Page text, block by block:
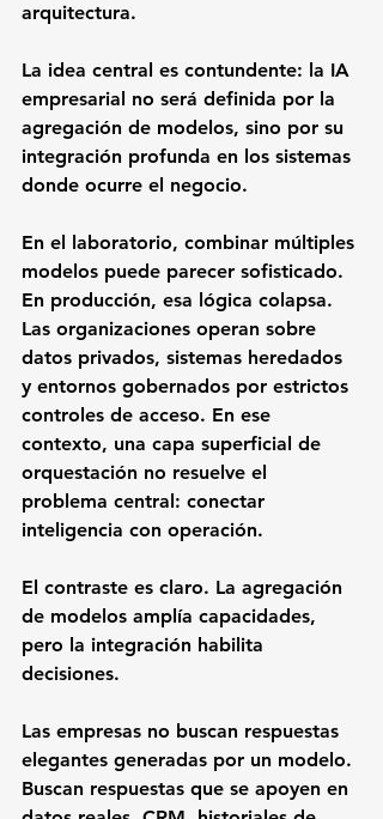
arquitectura.
La idea central es contundente: la IA
empresarial no será definida por la
agregación de modelos, sino por su
integración profunda en los sistemas
donde ocurre el negocio.
En el laboratorio, combinar múltiples
modelos puede parecer sofisticado.
En producción, esa lógica colapsa.
Las organizaciones operan sobre
datos privados, sistemas heredados
y entornos gobernados por estrictos
controles de acceso. En ese
contexto, una capa superficial de
orquestación no resuelve el
problema central: conectar
inteligencia con operación.
El contraste es claro. La agregación
de modelos amplía capacidades,
pero la integración habilita
decisiones.
Las empresas no buscan respuestas
elegantes generadas por un modelo.
Buscan respuestas que se apoyen en